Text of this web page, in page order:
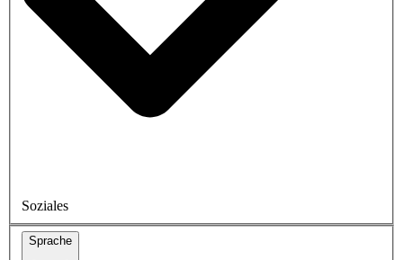
Soziales
Sprache